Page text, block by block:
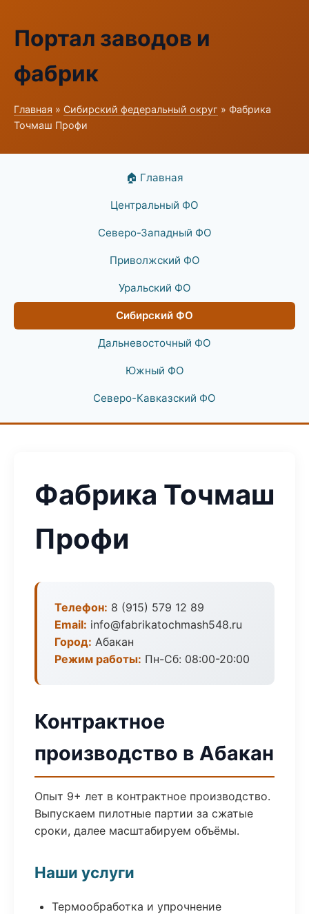
Портал заводов и
фабрик
Главная » Сибирский федеральный округ » Фабрика
Точмаш Профи
🏠 Главная
Центральный ФО
Северо-Западный ФО
Приволжский ФО
Уральский ФО
Сибирский ФО
Дальневосточный ФО
Южный ФО
Северо-Кавказский ФО
Фабрика Точмаш
Профи
Телефон: 8 (915) 579 12 89
Email: info@fabrikatochmash548.ru
Город: Абакан
Режим работы: Пн-Сб: 08:00-20:00
Контрактное
производство в Абакан
Опыт 9+ лет в контрактное производство.
Выпускаем пилотные партии за сжатые
сроки, далее масштабируем объёмы.
Наши услуги
Термообработка и упрочнение